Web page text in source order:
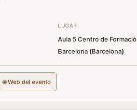
LUGAR
Aula 5 Centro de
Barcelona (Barcelona)
🌐 Web del evento